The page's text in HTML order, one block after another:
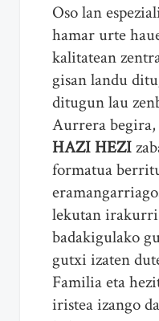
Oso lan
hamar urte
kalitatean
gisan landu
ditugun lau
Aurrera
HAZI HEZI
formatua
lekutan irakurri
badakigulako
gutxi izaten
Familia eta
iristea izango